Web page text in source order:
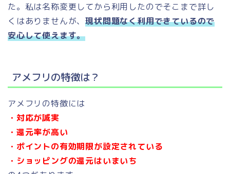
た。私は名称変更してから利用したのでそこまで詳し
くはありませんが、現状問題なく利用できているので
安心して使えます。
アメフリの特徴は？
アメフリの特徴には
・対応が誠実
・還元率が高い
・ポイントの有効期限が設定されている
・ショッピングの還元はいまいち